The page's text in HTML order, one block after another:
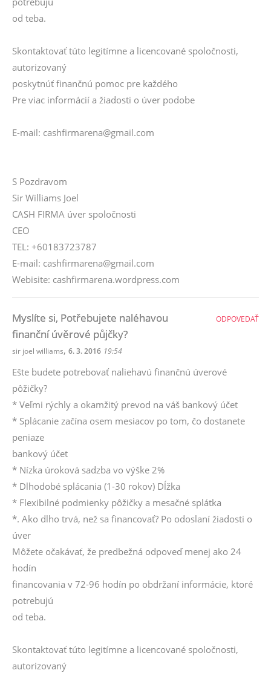
od teba.
Skontaktovať túto legitímne a licencované spoločnosti,
autorizovaný
poskytnúť finančnú pomoc pre každého
Pre viac informácií a žiadosti o úver podobe
E-mail: cashfirmarena@gmail.com
S Pozdravom
Sir Williams Joel
CASH FIRMA úver spoločnosti
CEO
TEL: +60183723787
E-mail: cashfirmarena@gmail.com
Webisite: cashfirmarena.wordpress.com
Myslíte si, Potřebujete naléhavou
finanční úvěrové půjčky?
sir joel williams, 6. 3. 2016 19:54
Ešte budete potrebovať naliehavú finančnú úverové
pôžičky?
* Veľmi rýchly a okamžitý prevod na váš bankový účet
* Splácanie začína osem mesiacov po tom, čo dostanete
peniaze
bankový účet
* Nízka úroková sadzba vo výške 2%
* Dlhodobé splácania (1-30 rokov) Dĺžka
* Flexibilné podmienky pôžičky a mesačné splátka
*. Ako dlho trvá, než sa financovať? Po odoslaní žiadosti o
úver
Môžete očakávať, že predbežná odpoveď menej ako 24
hodín
financovania v 72-96 hodín po obdržaní informácie, ktoré
potrebujú
od teba.
Skontaktovať túto legitímne a licencované spoločnosti,
autorizovaný
ODPOVEDAŤ